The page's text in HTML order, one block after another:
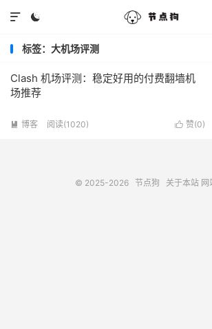


标签：大机场评测
Clash 机场评测：稳定好用的付费翻墙机
场推荐
 赞(0)
 博客 阅读(1020)
© 2025-2026 节点狗 关于本站 网